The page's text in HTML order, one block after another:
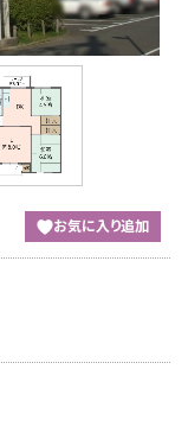
お気に入り追加